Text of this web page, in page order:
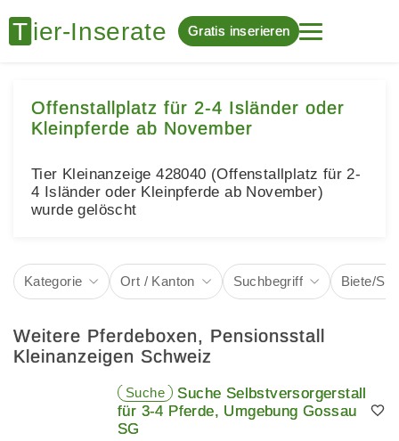
Gratis inserieren
Offenstallplatz für 2-4 Isländer oder
Kleinpferde ab November
Tier Kleinanzeige 428040 (Offenstallplatz für 2-
4 Isländer oder Kleinpferde ab November)
wurde gelöscht
Kategorie Ort / Kanton Suchbegriff Biete/
Weitere Pferdeboxen, Pensionsstall
Kleinanzeigen Schweiz
Suche
Suche Selbstversorgerstall
für 3-4 Pferde, Umgebung Gossau
SG